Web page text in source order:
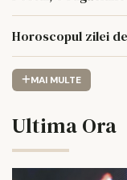
Horoscopul zilei
MAI MULTE
Ultima Ora